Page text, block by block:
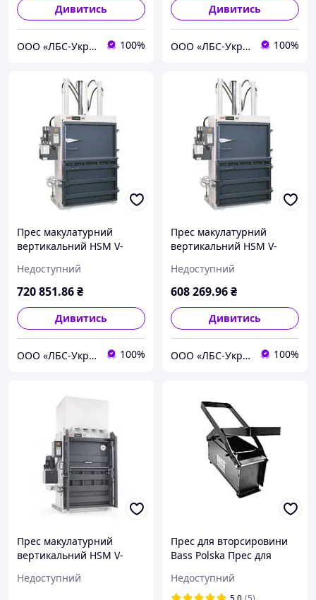
Дивитись
ООО «ЛБС-Україна» 100%
Дивитись
ООО «ЛБС-Україна» 100%
Прес макулатурний
вертикальний HSM V-
Недоступний
720 851.86₴
Дивитись
ООО «ЛБС-Україна» 100%
Прес макулатурний
вертикальний HSM V-
Недоступний
608 269.96₴
Дивитись
ООО «ЛБС-Україна» 100%
Прес макулатурний
вертикальний HSM V-
Недоступний
Прес для вторсировини
Bass Polska Прес для
Недоступний